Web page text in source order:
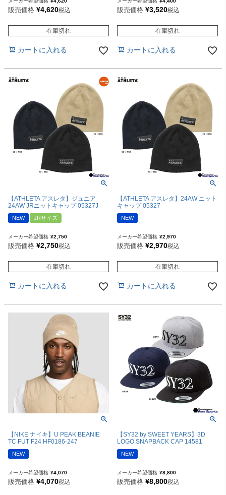
販売価格 ¥4,620税込
在庫切れ
カートに入れる
販売価格 ¥3,520税込
在庫切れ
カートに入れる
【ATHLETA アスレタ】ジュニア
24AW JRニットキャップ 05327J
NEW JRサイズ
メーカー希望価格 ¥2,750
販売価格 ¥2,750税込
在庫切れ
カートに入れる
【ATHLETA アスレタ】24AW ニット
キャップ 05327
NEW
メーカー希望価格 ¥2,970
販売価格 ¥2,970税込
在庫切れ
カートに入れる
【NIKE ナイキ】U PEAK BEANIE
TC FUT F24 HF0186-247
NEW
メーカー希望価格 ¥4,070
販売価格 ¥4,070税込
【SY32 by SWEET YEARS】3D
LOGO SNAPBACK CAP 14581
NEW
メーカー希望価格 ¥8,800
販売価格 ¥8,800税込